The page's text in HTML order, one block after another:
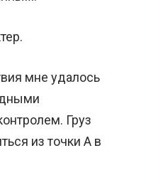
мне удалось
Груз
из точки А в